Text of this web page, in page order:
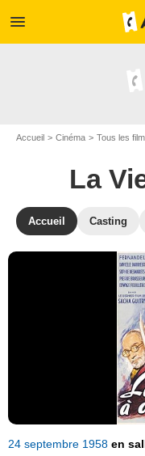
menu
Accueil Cinéma Tous les
La
Accueil Casting
24 septembre 1958 en